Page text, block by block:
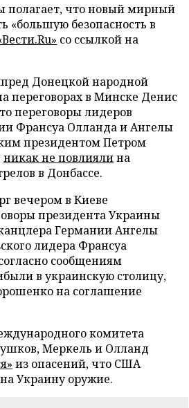
полагает, что новый мирный
«большую безопасность в
со ссылкой на
Донецкой народной
переговорах в Минске Денис
переговоры лидеров
Франсуа Олланда и Ангелы
президентом Петром
никак не повлиялина
в Донбассе.
вечером в Киеве
президента Украины
Германии Ангелы
лидера Франсуа
сообщениям
в украинскую столицу,
на соглашение
комитета
Меркель и Олланд
из опасений, что США
Украину оружие.